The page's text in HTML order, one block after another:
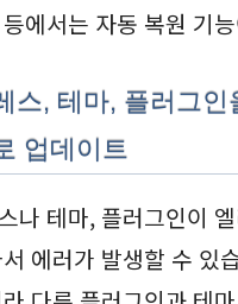
등에서는 자동 복원 기
스, 테마, 플러그인
업데이트
나 테마, 플러그인이
에러가 발생할 수 있